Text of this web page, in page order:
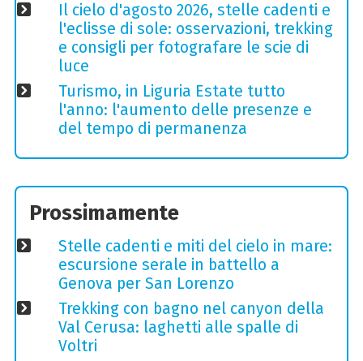
Il cielo d'agosto 2026, stelle cadenti e
l'eclisse di sole: osservazioni, trekking
e consigli per fotografare le scie di
luce
Turismo, in Liguria Estate tutto
l'anno: l'aumento delle presenze e
del tempo di permanenza
Prossimamente
Stelle cadenti e miti del cielo in mare:
escursione serale in battello a
Genova per San Lorenzo
Trekking con bagno nel canyon della
Val Cerusa: laghetti alle spalle di
Voltri